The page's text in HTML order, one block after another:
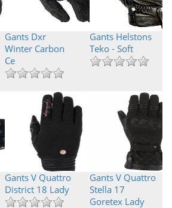
Gants Dxr
Winter Carbon
Ce
Gants Helstons
Teko - Soft
Gants V Quattro
District 18 Lady
Gants V Quattro
Stella 17
Goretex Lady